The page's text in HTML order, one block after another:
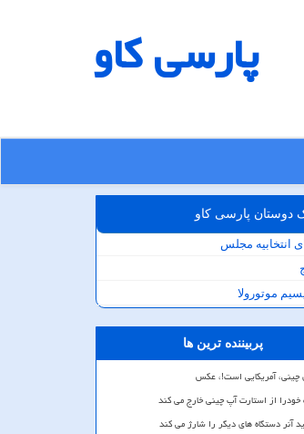
پارسی كاو
دوستان پارسی كاو
انتخابیه مجلس
موتورولا
پربیننده ترین ها
چینی، آمریکایی است!، عکس
خودرا از استارت آپ چینی خارج می کند
آنر دستگاه های دیگر را شارژ می کند